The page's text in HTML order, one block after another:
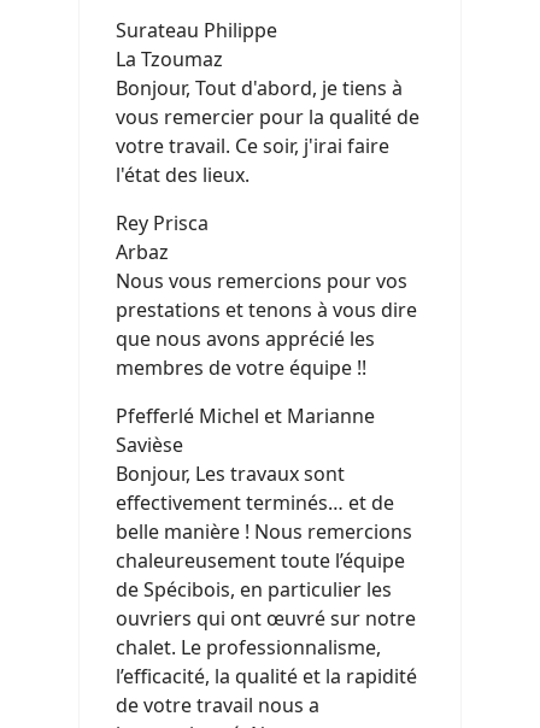
Surateau Philippe
La Tzoumaz
Bonjour, Tout d'abord, je tiens à
vous remercier pour la qualité de
votre travail. Ce soir, j'irai faire
l'état des lieux.
Rey Prisca
Arbaz
Nous vous remercions pour vos
prestations et tenons à vous dire
que nous avons apprécié les
membres de votre équipe !!
Pfefferlé Michel et Marianne
Savièse
Bonjour, Les travaux sont
effectivement terminés… et de
belle manière ! Nous remercions
chaleureusement toute l’équipe
de Spécibois, en particulier les
ouvriers qui ont œuvré sur notre
chalet. Le professionnalisme,
l’efficacité, la qualité et la rapidité
de votre travail nous a